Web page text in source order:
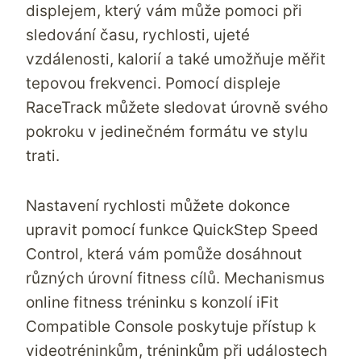
displejem, který vám může pomoci při
sledování času, rychlosti, ujeté
vzdálenosti, kalorií a také umožňuje měřit
tepovou frekvenci. Pomocí displeje
RaceTrack můžete sledovat úrovně svého
pokroku v jedinečném formátu ve stylu
trati.
Nastavení rychlosti můžete dokonce
upravit pomocí funkce QuickStep Speed
Control, která vám pomůže dosáhnout
různých úrovní fitness cílů. Mechanismus
online fitness tréninku s konzolí iFit
Compatible Console poskytuje přístup k
videotréninkům, tréninkům při událostech